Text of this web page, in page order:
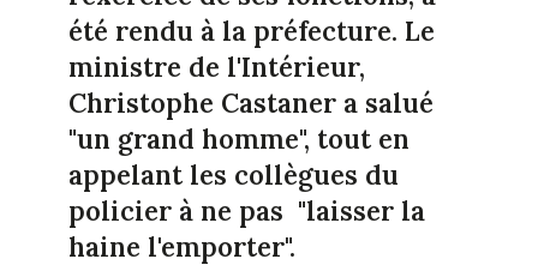
été rendu à la préfecture. Le
ministre de l'Intérieur,
Christophe Castaner a salué
"un grand homme", tout en
appelant les collègues du
policier à ne pas "laisser la
haine l'emporter".